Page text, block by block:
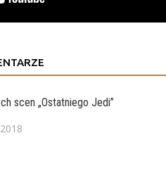
scen „Ostatniego Jedi”